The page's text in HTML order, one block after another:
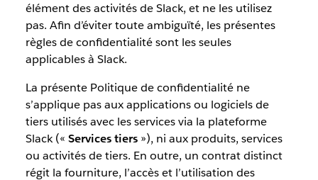
élément des activités de Slack, et ne les utilisez
pas. Afin d’éviter toute ambiguïté, les présentes
règles de confidentialité sont les seules
applicables à Slack.
La présente Politique de confidentialité ne
s’applique pas aux applications ou logiciels de
tiers utilisés avec les services via la plateforme
Slack (« Services tiers»), ni aux produits, services
ou activités de tiers. En outre, un contrat distinct
régit la fourniture, l’accès et l’utilisation des